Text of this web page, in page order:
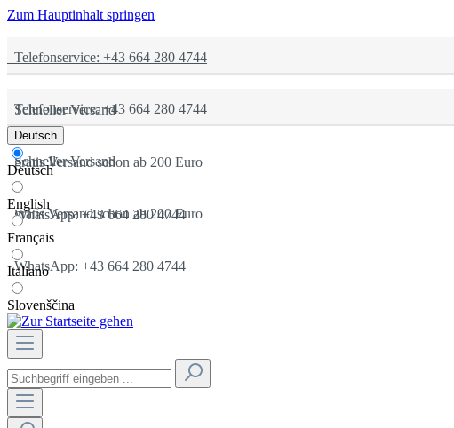
Zum Hauptinhalt springen
Telefonservice: +43 664 280 4744
Schneller Versand
gratis Versand schon ab 200 Euro
WhatsApp: +43 664 280 4744
Telefonservice: +43 664 280 4744
Schneller Versand
gratis Versand schon ab 200 Euro
WhatsApp: +43 664 280 4744
Deutsch
Deutsch
English
Français
Italiano
Slovenščina